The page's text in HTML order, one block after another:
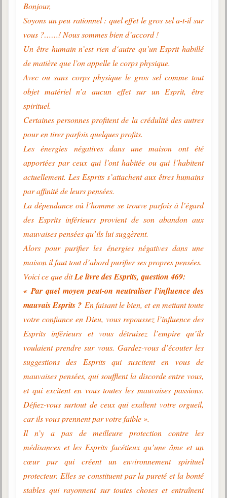
Bonjour,
Soyons un peu rationnel : quel effet le gros sel a-t-il sur
vous ?……! Nous sommes bien d’accord !
Un être humain n’est rien d‘autre qu’un Esprit habillé
de matière que l’on appelle le corps physique.
Avec ou sans corps physique le gros sel comme tout
objet matériel n’a aucun effet sur un Esprit, être
spirituel.
Certaines personnes profitent de la crédulité des autres
pour en tirer parfois quelques profits.
Les énergies négatives dans une maison ont été
apportées par ceux qui l’ont habitée ou qui l’habitent
actuellement. Les Esprits s’attachent aux êtres humains
par affinité de leurs pensées.
La dépendance où l’homme se trouve parfois à l’égard
des Esprits inférieurs provient de son abandon aux
mauvaises pensées qu’ils lui suggèrent.
Alors pour purifier les énergies négatives dans une
maison il faut tout d’abord purifier ses propres pensées.
Voici ce que ditLe livre des Esprits, question 469:
« Par quel moyen peut-on neutraliser l’influence des
mauvais Esprits ? En faisant le bien, et en mettant toute
votre confiance en Dieu, vous repoussez l’influence des
Esprits inférieurs et vous détruisez l’empire qu’ils
voulaient prendre sur vous. Gardez-vous d’écouter les
suggestions des Esprits qui suscitent en vous de
mauvaises pensées, qui soufflent la discorde entre vous,
et qui excitent en vous toutes les mauvaises passions.
Défiez-vous surtout de ceux qui exaltent votre orgueil,
car ils vous prennent par votre faible ».
Il n’y a pas de meilleure protection contre les
médisances et les Esprits facétieux qu’une âme et un
cœur pur qui créent un environnement spirituel
protecteur. Elles se constituent par la pureté et la bonté
stables qui rayonnent sur toutes choses et entraînent